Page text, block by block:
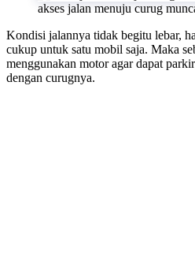
akses jalan menuju curug
Kondisi jalannya tidak begitu lebar,
cukup untuk satu mobil saja. Maka
menggunakan motor agar dapat
dengan curugnya.